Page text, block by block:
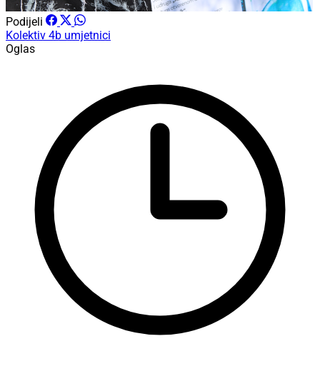
Podijeli
Kolektiv 4b umjetnici
Oglas